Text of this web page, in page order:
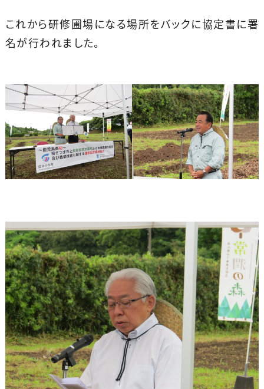
これから研修圃場になる場所をバックに協定書に署
名が行われました。